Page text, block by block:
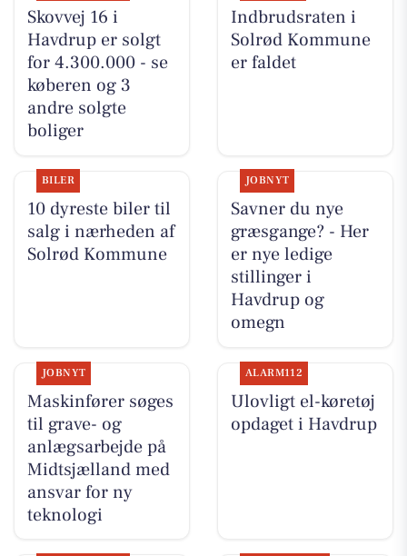
Skovvej 16 i
Havdrup er solgt
for 4.300.000 - se
køberen og 3
andre solgte
boliger
Indbrudsraten i
Solrød Kommune
er faldet
BILER
10 dyreste biler til
salg i nærheden af
Solrød Kommune
JOBNYT
Savner du nye
græsgange? - Her
er nye ledige
stillinger i
Havdrup og
omegn
JOBNYT
Maskinfører søges
til grave- og
anlægsarbejde på
Midtsjælland med
ansvar for ny
teknologi
ALARM112
Ulovligt el-køretøj
opdaget i Havdrup